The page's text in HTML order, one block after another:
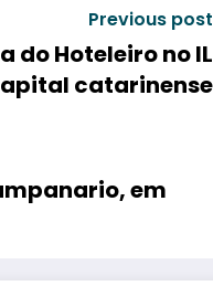
Previous post
do Hoteleiro no IL
catarinense
em